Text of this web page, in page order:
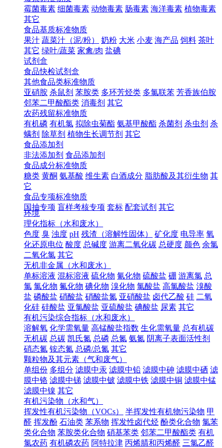
霉菌毒素 细菌毒素 动物毒素 肠毒素 海洋毒素 植物毒素
其它
食品基质标准物质
果汁 蔬菜汁（泥/粉） 奶粉 大米 小麦 海产品 饲料 茶叶
其它 绿叶/蔬菜 家禽/肉 盐碘
试剂盒
食品快检试剂盒
其他食品类标准物质
亚硝胺 杀鼠剂 苯胺类 多环芳烃类 多氯联苯 芳香族伯胺
邻苯二甲酸酯类 消毒剂 其它
农药残留标准物质
有机磷 有机氯 拟除虫菊酯 氨基甲酸酯 杀菌剂 杀虫剂 杀
螨剂 除草剂 植物生长调节剂 其它
食品添加剂
非法添加剂 食品添加剂
食品成分标准物质
糖类 黄酮 氨基酸 维生素 白酒成分 脂肪酸及其衍生物 其
它
食品专项标准物质
国抽专项 盲样考核专项 套标 配套试剂 其它
环境
理化指标（水和废水）
色度 臭 浊度 pH 残渣（溶解性固体） 矿化度 电导率 氧
化还原电位 酸度 总碱度 游离二氧化碳 总硬度 颜色 余氯
二氧化氯 其它
无机非金属（水和废水）
单标溶液 混标溶液 硫化物 氰化物 硫酸盐 硼 游离氯 总
氯 氯化物 氟化物 碘化物 溴化物 氯酸盐 高氯酸盐 溴酸
盐 磷酸盐 硝酸盐 硝酸盐氮 亚硝酸盐 卤代乙酸 硅 二氧
化硅 硅酸盐 亚氯酸盐 亚硫酸盐 碘酸盐 尿素 其它
有机污染综合指标（水和废水）
溶解氧 化学需氧量 高锰酸盐指数 生化需氧量 总有机碳
无机碳 总碳 凯氏氮 总磷 总氮 氨氮 阴离子表面活性剂
硝态氮 铵态氮 总磷/总氮 其它
颗粒物及其元素（气和废气）
单组份 多组分 滤膜中汞 滤膜中铅 滤膜中砷 滤膜中硒 滤
膜中铬 滤膜中锑 滤膜中铍 滤膜中铁 滤膜中铜 滤膜中锰
滤膜中镍 其它
有机污染物（水和气）
挥发性有机污染物（VOCs）
半挥发性有机物污染物 甲
醛 挥发酚 石油类 苯系物 挥发性卤代烃 酚类化合物 氯苯
类化合物 苯胺类化合物 硝基苯类 邻苯二甲酸酯类 有机
氯农药 有机磷农药 阿特拉津 丙烯腈和丙烯醛 三氯乙醛